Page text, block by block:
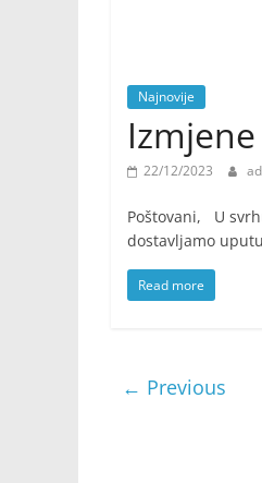
Najnovije
22/12/2023
Poštovani, U
dostavljamo
Read more
← Previous